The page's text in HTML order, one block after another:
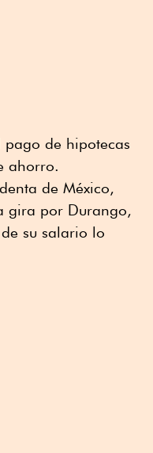
pago de hipotecas
ahorro.
de México,
gira por Durango,
su salario lo